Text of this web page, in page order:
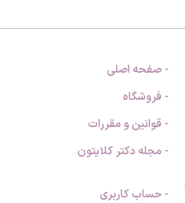
- صفحه اصلی
- فروشگاه
- قوانین و مقررات
- مجله دکتر کلایتون
- حساب کاربری